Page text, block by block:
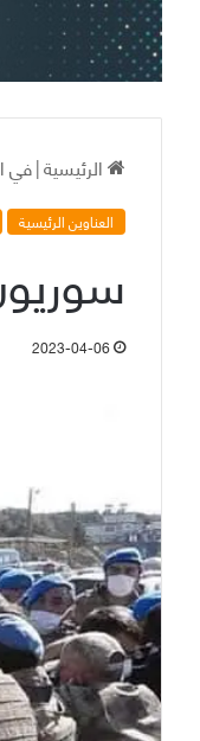
الرئيسية|في
العناوين الرئيسية
2023-04-06